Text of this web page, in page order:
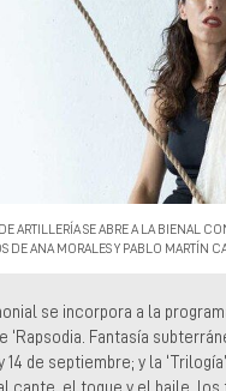
ARTILLERÍA SE ABRE A LA BIENAL
DE ANA MORALES Y PABLO MARTÍN
se incorpora a la
‘Rapsodia. Fantasía
14 de septiembre; y la
cante, el toque y el baile, los